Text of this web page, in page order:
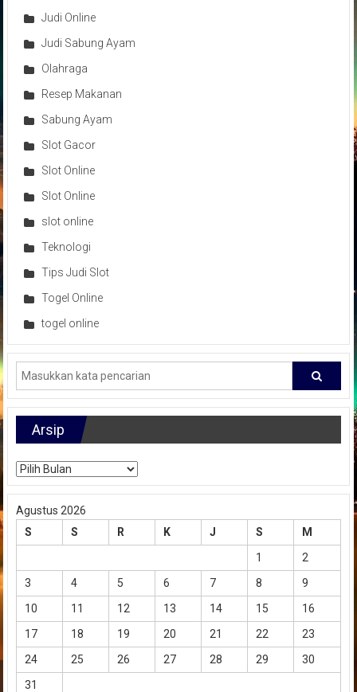
Judi Online
Judi Sabung Ayam
Olahraga
Resep Makanan
Sabung Ayam
Slot Gacor
Slot Online
Slot Online
slot online
Teknologi
Tips Judi Slot
Togel Online
togel online
Arsip
Arsip
Agustus 2026
S
S R K J S
M
1
2
3
4 5 6 7 8
9
10
11 12 13 14 15
16
17
18 19 20 21 22
23
24
25 26 27 28 29
30
31